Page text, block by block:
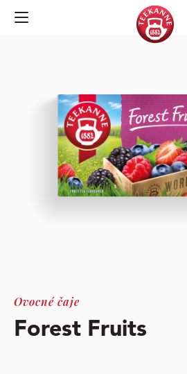
Open Navigation
Ovocné čaje
Forest Fruits